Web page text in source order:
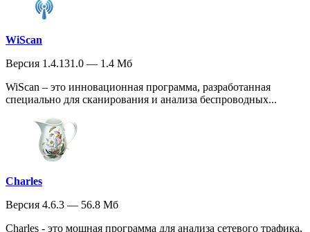
WiScan
Версия 1.4.131.0 — 1.4 Мб
WiScan – это инновационная программа, разработанная
специально для сканирования и анализа беспроводных...
Charles
Версия 4.6.3 — 56.8 Мб
Charles - это мощная программа для анализа сетевого трафика,